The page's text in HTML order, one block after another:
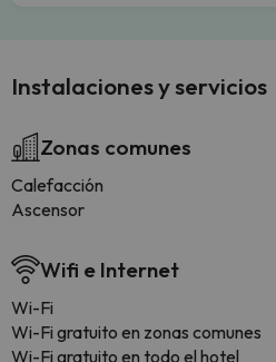
Instalaciones y servicios
Zonas comunes
Calefacción
Ascensor
Wifi e Internet
Wi-Fi
Wi-Fi gratuito en zonas comunes
Wi-Fi gratuito en todo el hotel